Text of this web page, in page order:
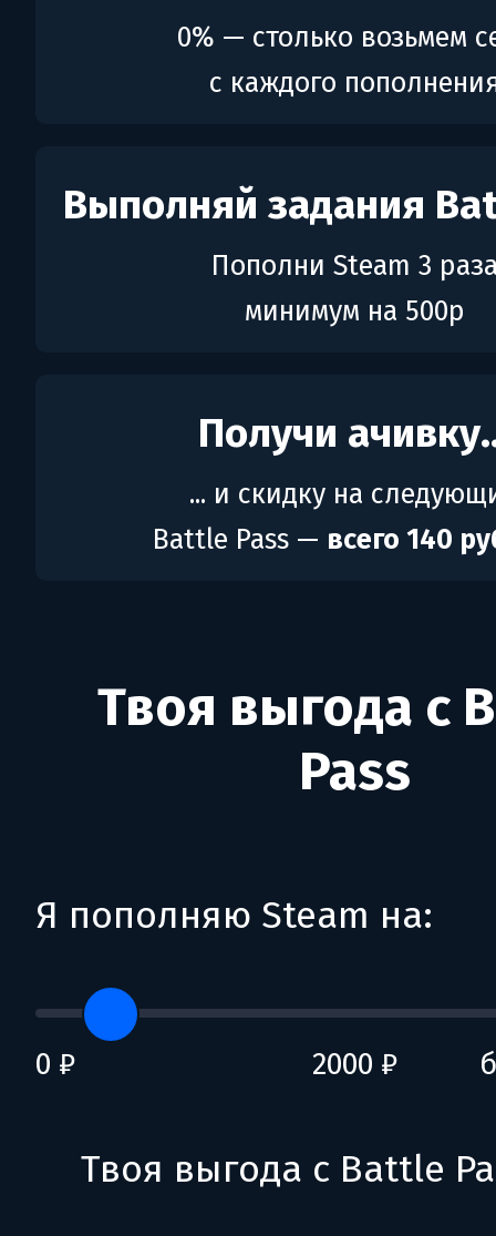
0% — столько возьмем
с каждого
Выполняй задания
Пополни Steam 3
минимум на 500р
Получи
... и скидку на
Battle Pass — всего 140
Твоя выгода с
Pass
Я пополняю Steam на:
0 ₽ 2000 ₽
Твоя выгода с Battle